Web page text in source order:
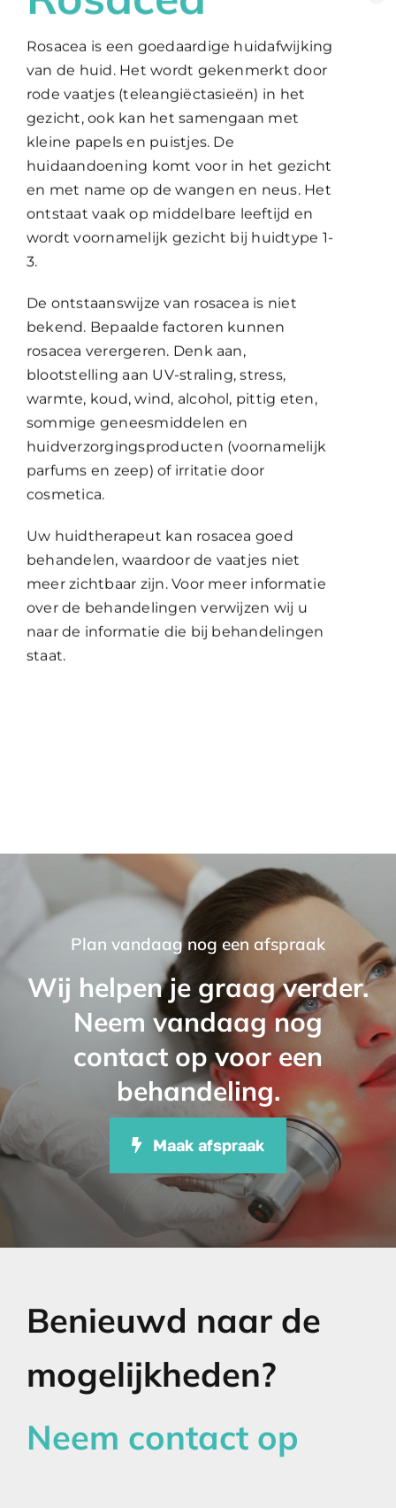
WooCommerce Cart
Rosacea is een goedaardige huidafwijking
van de huid. Het wordt gekenmerkt door
rode vaatjes (teleangiëctasieën) in het
gezicht, ook kan het samengaan met
kleine papels en puistjes. De
huidaandoening komt voor in het gezicht
en met name op de wangen en neus. Het
ontstaat vaak op middelbare leeftijd en
wordt voornamelijk gezicht bij huidtype 1-
3.
De ontstaanswijze van rosacea is niet
bekend. Bepaalde factoren kunnen
rosacea verergeren. Denk aan,
blootstelling aan UV-straling, stress,
warmte, koud, wind, alcohol, pittig eten,
sommige geneesmiddelen en
huidverzorgingsproducten (voornamelijk
parfums en zeep) of irritatie door
cosmetica.
Uw huidtherapeut kan rosacea goed
behandelen, waardoor de vaatjes niet
meer zichtbaar zijn. Voor meer informatie
over de behandelingen verwijzen wij u
naar de informatie die bij behandelingen
staat.
Plan vandaag nog een afspraak
Wij helpen je graag verder.
Neem vandaag nog
contact op voor een
behandeling.
Maak afspraak
Benieuwd naar de
mogelijkheden?
Neem contact op